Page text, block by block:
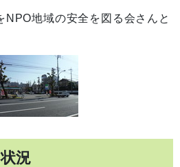
NPO地域の安全を図る会さんと
況